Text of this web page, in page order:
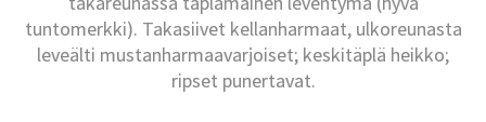
tuntomerkki). Takasiivet kellanharmaat, ulkoreunasta
leveälti mustanharmaavarjoiset; keskitäplä heikko;
ripset punertavat.